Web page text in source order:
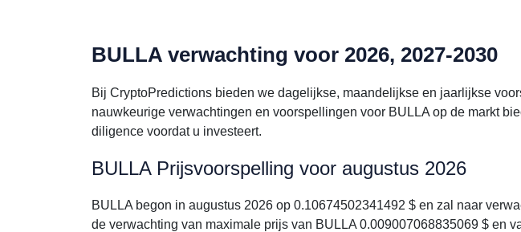
BULLA verwachting voor 2026, 2027-2030
Bij CryptoPredictions bieden we dagelijkse, maandelijkse en jaarlijkse
nauwkeurige verwachtingen en voorspellingen voor BULLA op de markt
diligence voordat u investeert.
BULLA Prijsvoorspelling voor augustus 2026
BULLA begon in augustus 2026 op 0.10674502341492 $ en zal naar
de verwachting van maximale prijs van BULLA 0.009007068835069 $ en